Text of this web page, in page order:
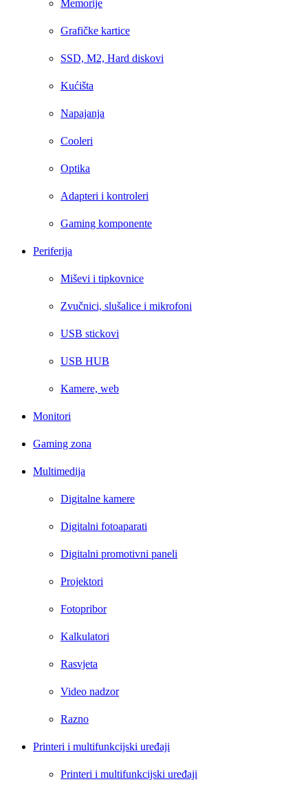
Memorije
Grafičke kartice
SSD, M2, Hard diskovi
Kućišta
Napajanja
Cooleri
Optika
Adapteri i kontroleri
Gaming komponente
Periferija
Miševi i tipkovnice
Zvučnici, slušalice i mikrofoni
USB stickovi
USB HUB
Kamere, web
Monitori
Gaming zona
Multimedija
Digitalne kamere
Digitalni fotoaparati
Digitalni promotivni paneli
Projektori
Fotopribor
Kalkulatori
Rasvjeta
Video nadzor
Razno
Printeri i multifunkcijski uređaji
Printeri i multifunkcijski uređaji